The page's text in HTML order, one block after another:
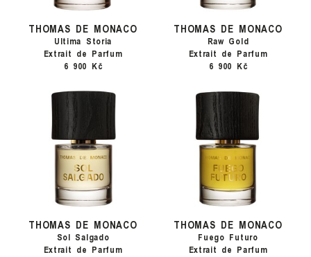
THOMAS DE MONACO
Ultima Storia
Extrait de Parfum
6 900 Kč
THOMAS DE MONACO
Raw Gold
Extrait de Parfum
6 900 Kč
THOMAS DE MONACO
Sol Salgado
Extrait de Parfum
THOMAS DE MONACO
Fuego Futuro
Extrait de Parfum